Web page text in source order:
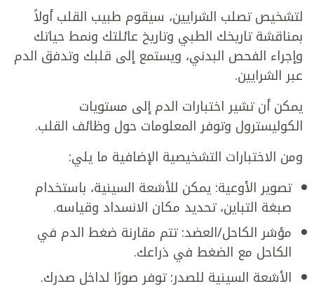
لتشخيص تصلب الشرايين، سيقوم طبيب القلب أولاً
بمناقشة تاريخك الطبي وتاريخ عائلتك ونمط حياتك
وإجراء الفحص البدني، ويستمع إلى قلبك وتدفق الدم
عبر الشرايين.
يمكن أن تشير اختبارات الدم إلى مستويات
الكوليسترول وتوفر المعلومات حول وظائف القلب.
ومن الاختبارات التشخيصية الإضافية ما يلي:
تصوير الأوعية: يمكن للأشعة السينية، باستخدام
صبغة التباين، تحديد مكان الانسداد وقياسه.
مؤشر الكاحل/العضد: تتم مقارنة ضغط الدم في
الكاحل مع الضغط في ذراعك.
الأشعة السينية للصدر: توفر صورًا لداخل صدرك.